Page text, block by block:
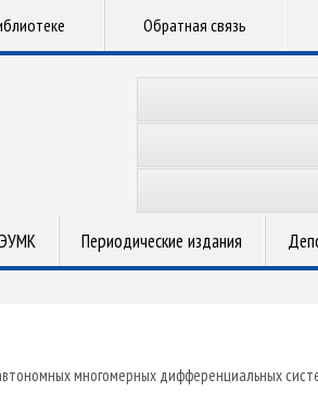
Обратная связь
ЭУМК Периодические издания
многомерных дифференциальных